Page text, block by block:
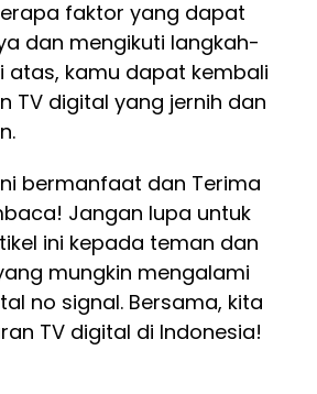
faktor yang dapat
dan mengikuti langkah-
atas, kamu dapat kembali
TV digital yang jernih dan
bermanfaat dan Terima
Jangan lupa untuk
ini kepada teman dan
mungkin mengalami
no signal. Bersama, kita
TV digital di Indonesia!